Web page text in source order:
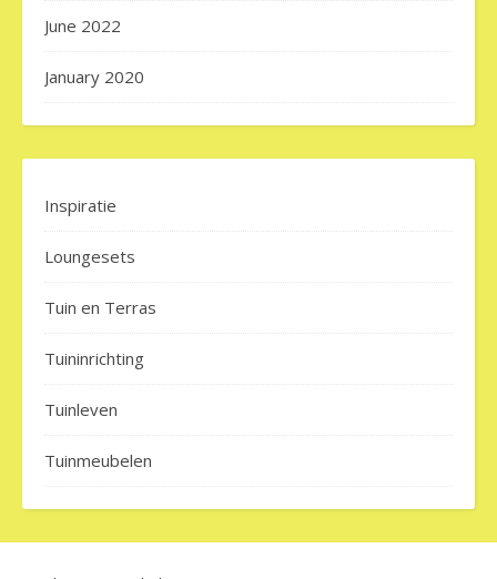
June 2022
January 2020
Inspiratie
Loungesets
Tuin en Terras
Tuininrichting
Tuinleven
Tuinmeubelen